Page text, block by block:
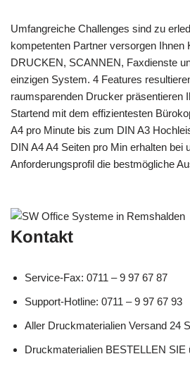
Umfangreiche Challenges sind zu
kompetenten Partner versorgen Ihnen
DRUCKEN, SCANNEN, Faxdienste
einzigen System. 4 Features
raumsparenden Drucker präsentieren
Startend mit dem effizientesten
A4 pro Minute bis zum DIN A3
DIN A4 A4 Seiten pro Min erhalten bei
Anforderungsprofil die bestmögliche
Kontakt
Service-Fax: 0711 – 9 97 67 87
Support-Hotline: 0711 – 9 97 67 93
Aller Druckmaterialien Versand 24
Druckmaterialien BESTELLEN SIE